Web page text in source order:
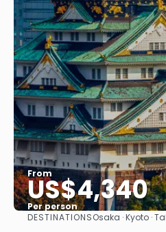
From
US$4,340
Per person
See
DESTINATIONSOsaka · Kyoto ·